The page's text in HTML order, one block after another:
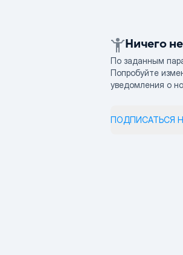
Ничего
По заданным
Попробуйте
уведомления о
ПОДПИСАТЬСЯ